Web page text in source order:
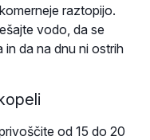
raztopijo.
vodo, da se
in da na dnu ni ostrih
od 15 do 20